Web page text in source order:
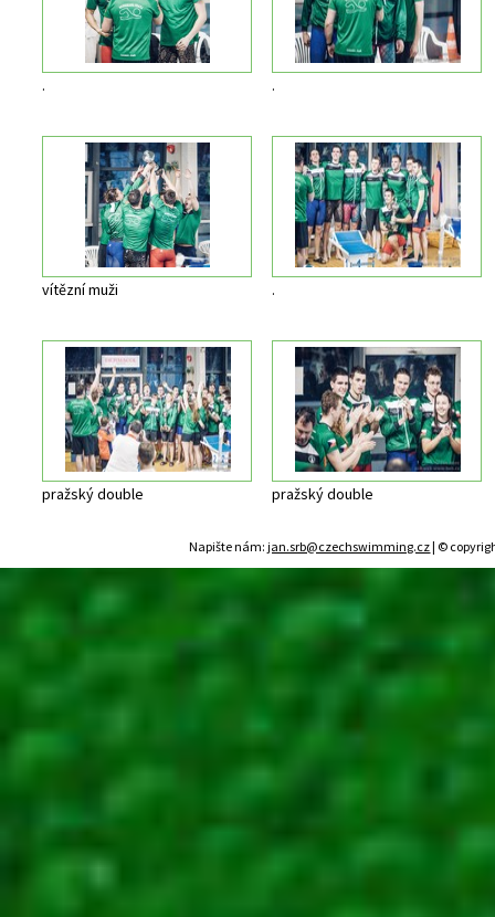
. .
vítězní muži .
pražský double pražský double
Napište nám:jan.srb@czechswimming.cz| ©